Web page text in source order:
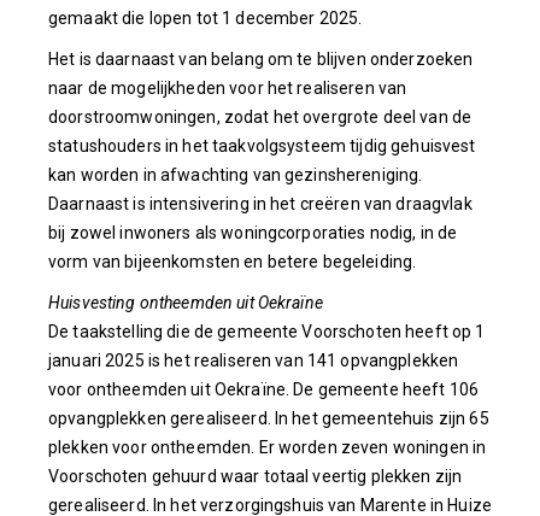
gemaakt die lopen tot 1 december 2025.
Het is daarnaast van belang om te blijven onderzoeken
naar de mogelijkheden voor het realiseren van
doorstroomwoningen, zodat het overgrote deel van de
statushouders in het taakvolgsysteem tijdig gehuisvest
kan worden in afwachting van gezinshereniging.
Daarnaast is intensivering in het creëren van draagvlak
bij zowel inwoners als woningcorporaties nodig, in de
vorm van bijeenkomsten en betere begeleiding.
Huisvesting ontheemden uit Oekraïne
De taakstelling die de gemeente Voorschoten heeft op 1
januari 2025 is het realiseren van 141 opvangplekken
voor ontheemden uit Oekraïne. De gemeente heeft 106
opvangplekken gerealiseerd. In het gemeentehuis zijn 65
plekken voor ontheemden. Er worden zeven woningen in
Voorschoten gehuurd waar totaal veertig plekken zijn
gerealiseerd. In het verzorgingshuis van Marente in Huize